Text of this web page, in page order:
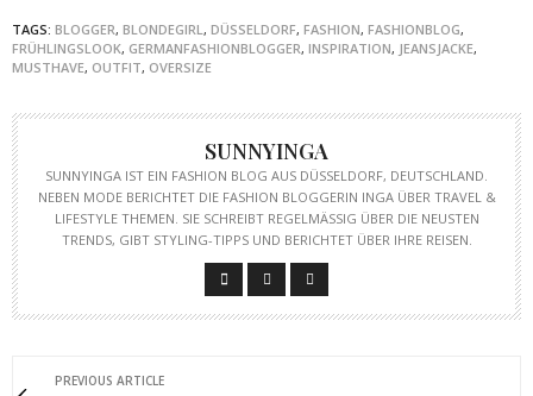
TAGS: BLOGGER, BLONDEGIRL , DÜSSELDORF, FASHION, FASHIONBLOG,
FRÜHLINGSLOOK, GERMANFASHIONBLOGGER, INSPIRATION, JEANSJACKE,
MUSTHAVE, OUTFIT, OVERSIZE
SUNNYINGA
SUNNYINGA IST EIN FASHION BLOG AUS DÜSSELDORF, DEUTSCHLAND.
NEBEN MODE BERICHTET DIE FASHION BLOGGERIN INGA ÜBER TRAVEL &
LIFESTYLE THEMEN. SIE SCHREIBT REGELMÄSSIG ÜBER DIE NEUSTEN T
RENDS, GIBT STYLING-TIPPS UND BERICHTET ÜBER IHRE REISEN.
PREVIOUS ARTICLE